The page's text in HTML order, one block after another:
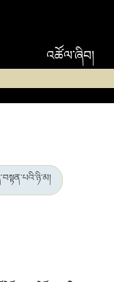
འཚོལ་ཞིབ།